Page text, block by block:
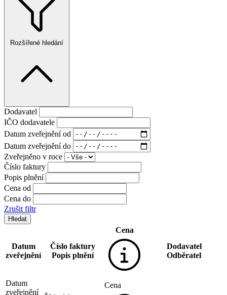
Rozšířené hledání
Dodavatel
IČO dodavatele
Datum zveřejnění od
Datum zveřejnění do
Zveřejněno v roce
Číslo faktury
Popis plnění
Cena od
Cena do
Zrušit filtr
Datum
zveřejnění
Číslo faktury
Popis plnění
Cena
Dodavatel
Odběratel
Datum
zveřejnění
Cena